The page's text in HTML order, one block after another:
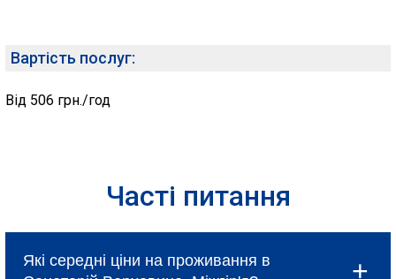
Вартість послуг:
Від 506 грн./год
Часті питання
Які середні ціни на проживання в